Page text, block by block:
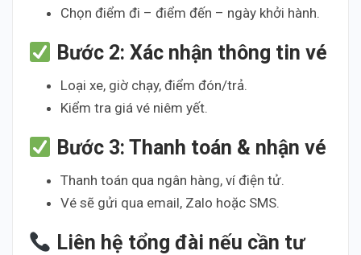
Chọn điểm đi – điểm đến – ngày khởi hành.
Bước 2: Xác nhận thông tin vé
Loại xe, giờ chạy, điểm đón/trả.
Kiểm tra giá vé niêm yết.
Bước 3: Thanh toán & nhận vé
Thanh toán qua ngân hàng, ví điện tử.
Vé sẽ gửi qua email, Zalo hoặc SMS.
Liên hệ tổng đài nếu cần tư